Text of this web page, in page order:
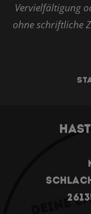
Vervielfältigung
ohne schriftliche